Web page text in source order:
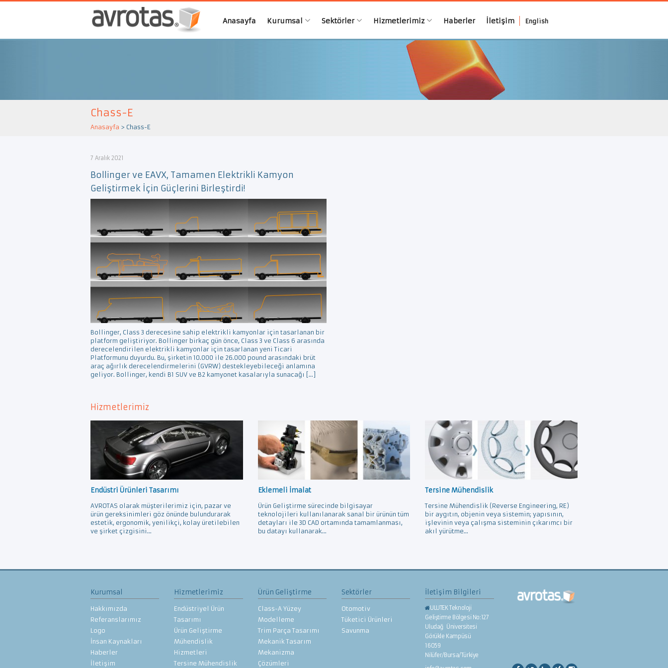
Anasayfa Kurumsal Sektörler Hizmetlerimiz Haberler İletişim English
Chass-E
Anasayfa > Chass-E
7 Aralık 2021
Bollinger ve EAVX, Tamamen Elektrikli Kamyon
Geliştirmek İçin Güçlerini Birleştirdi!
Bollinger, Class 3 derecesine sahip elektrikli kamyonlar için tasarlanan bir
platform geliştiriyor. Bollinger birkaç gün önce, Class 3 ve Class 6 arasında
derecelendirilen elektrikli kamyonlar için tasarlanan yeni Ticari
Platformunu duyurdu. Bu, şirketin 10.000 ile 26.000 pound arasındaki brüt
araç ağırlık derecelendirmelerini (GVRW) destekleyebileceği anlamına
geliyor. Bollinger, kendi B1 SUV ve B2 kamyonet kasalarıyla sunacağı […]
Hizmetlerimiz
Endüstri Ürünleri Tasarımı
AVROTAS olarak müşterilerimiz için, pazar ve
ürün gereksinimleri göz önünde bulundurarak
estetik, ergonomik, yenilikçi, kolay üretilebilen
ve şirket çizgisini...
Eklemeli İmalat
Ürün Geliştirme sürecinde bilgisayar
teknolojileri kullanılanarak sanal bir ürünün tüm
detayları ile 3D CAD ortamında tamamlanması,
bu datayı kullanarak...
Tersine Mühendislik
Tersine Mühendislik (Reverse Engineering, RE)
bir aygıtın, objenin veya sistemin; yapısının,
işlevinin veya çalışma sisteminin çıkarımcı bir
akıl yürütme...
Kurumsal
Hakkımızda
Referanslarımız
Logo
İnsan Kaynakları
Haberler
İletişim
Hizmetlerimiz
Endüstriyel Ürün
Tasarımı
Ürün Geliştirme
Mühendislik
Hizmetleri
Tersine Mühendislik
Ürün Geliştirme
Class-A Yüzey
Modelleme
Trim Parça Tasarımı
Mekanik Tasarım
Mekanizma
Çözümleri
Sektörler
Otomotiv
Tüketici Ürünleri
Savunma
İletişim Bilgileri
ULUTEK Teknoloji
Geliştirme Bölgesi No:127
Uludağ Üniversitesi
Görükle Kampüsü
16059
Nilüfer/Bursa/Türkiye